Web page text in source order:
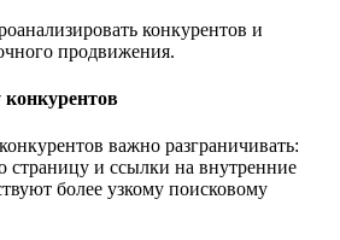
конкурентов и
продвижения.
конкурентов
важно разграничивать:
страницу и ссылки на внутренние
более узкому поисковому